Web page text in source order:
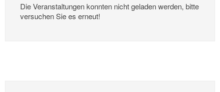
Die Veranstaltungen konnten nicht geladen werden, bitte
versuchen Sie es erneut!